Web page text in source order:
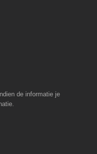
de informatie je